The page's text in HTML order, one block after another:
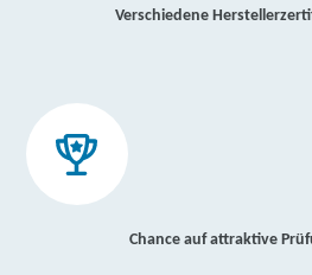
Verschiedene
Chance auf attraktive